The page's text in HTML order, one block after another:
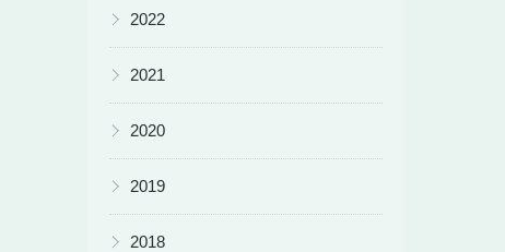
▶ 2022
▶ 2021
▶ 2020
▶ 2019
▶ 2018